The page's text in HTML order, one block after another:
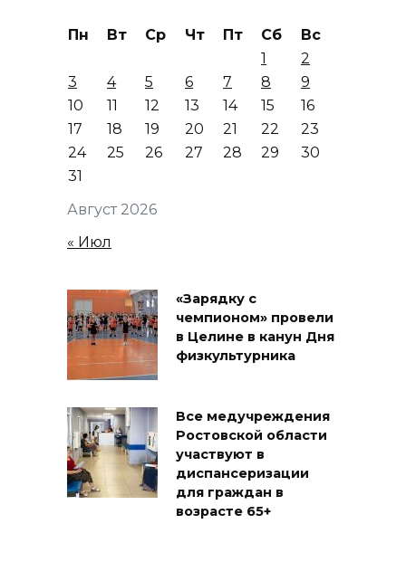
Август 2026
Пн Вт Ср Чт Пт Сб
Вс
1
2
3
4 5 6 7 8
9
10
11 12 13 14 15
16
17
18 19 20 21 22
23
24
25 26 27 28 29
30
31
« Июл
«Зарядку с
чемпионом» провели
в Целине в канун Дня
физкультурника
Все медучреждения
Ростовской области
участвуют в
диспансеризации
для граждан в
возрасте 65+